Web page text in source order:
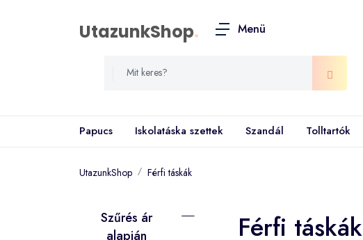
UtazunkShop. Menü
Papucs Iskolatáska szettek Szandál Tolltartók
UtazunkShop Férfi táskák
Szűrés ár
alapján
Férfi táskák